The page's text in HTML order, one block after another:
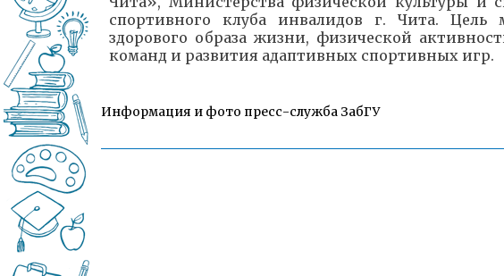
спортивного клуба инвалидов г. Чита. Цель
здорового образа жизни, физической
команд и развития адаптивных спортивных игр.
Информация и фото пресс-служба ЗабГУ